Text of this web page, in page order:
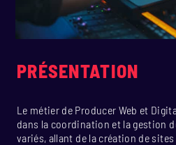
PRÉSENTATION
Le métier de Producer Web et
dans la coordination et la gestion
variés, allant de la création de